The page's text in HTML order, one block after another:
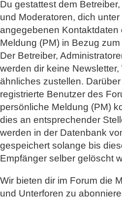
Du gestattest dem
und Moderatoren, dich
angegebenen Kontaktdaten
Meldung (PM) in Bezug
Der Betreiber,
werden dir keine
ähnliches zustellen.
registrierte Benutzer des
persönliche Meldung (PM)
dies an entsprechender
werden in der Datenbank
gespeichert solange bis
Empfänger selber gelöscht
Wir bieten dir im Forum die
und Unterforen zu